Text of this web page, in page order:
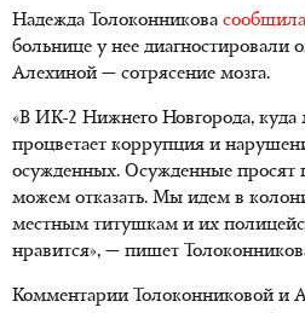
Надежда Толоконникова сообщила
больнице у нее диагностировали
Алехиной — сотрясение мозга.
«В ИК-2 Нижнего Новгорода, куда
процветает коррупция и
осужденных. Осужденные
можем отказать. Мы идем в
местным титушкам и их
нравится», — пишет
Комментарии Толоконниковой и